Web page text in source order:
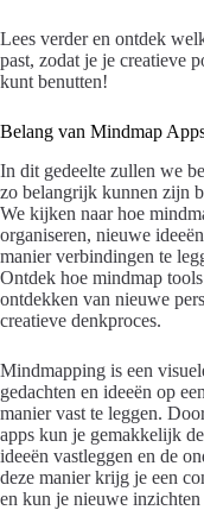
Lees verder en ontdek
past, zodat je je creatieve
kunt benutten!
Belang van Mindmap
In dit gedeelte zullen we
zo belangrijk kunnen zijn
We kijken naar hoe
organiseren, nieuwe
manier verbindingen te
Ontdek hoe mindmap
ontdekken van nieuwe
creatieve denkproces.
Mindmapping is een
gedachten en ideeën op
manier vast te leggen.
apps kun je gemakkelijk
ideeën vastleggen en de
deze manier krijg je een
en kun je nieuwe